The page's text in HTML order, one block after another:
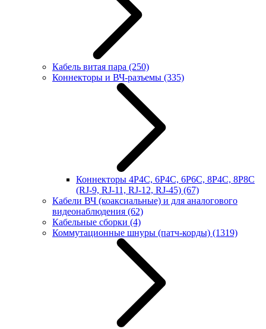
Кабель витая пара (250)
Коннекторы и ВЧ-разъемы (335)
Коннекторы 4P4C, 6P4C, 6P6C, 8P4C, 8P8C
(RJ-9, RJ-11, RJ-12, RJ-45) (67)
Кабели ВЧ (коаксиальные) и для аналогового
видеонаблюдения (62)
Кабельные сборки (4)
Коммутационные шнуры (патч-корды) (1319)